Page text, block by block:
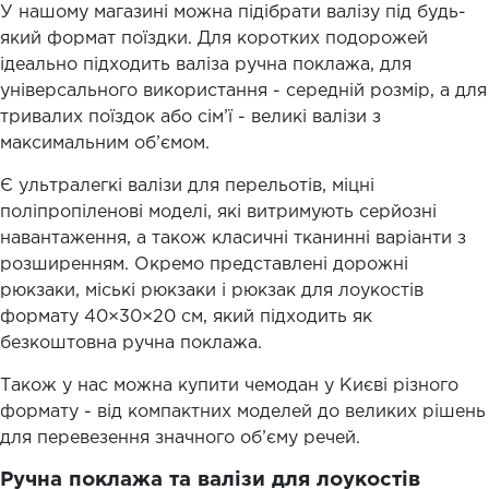
У нашому магазині можна підібрати валізу під будь-
який формат поїздки. Для коротких подорожей
ідеально підходить валіза ручна поклажа, для
універсального використання - середній розмір, а для
тривалих поїздок або сім’ї - великі валізи з
максимальним об’ємом.
Є ультралегкі валізи для перельотів, міцні
поліпропіленові моделі, які витримують серйозні
навантаження, а також класичні тканинні варіанти з
розширенням. Окремо представлені дорожні
рюкзаки, міські рюкзаки і рюкзак для лоукостів
формату 40×30×20 см, який підходить як
безкоштовна ручна поклажа.
Також у нас можна купити чемодан у Києві різного
формату - від компактних моделей до великих рішень
для перевезення значного об’єму речей.
Ручна поклажа та валізи для лоукостів